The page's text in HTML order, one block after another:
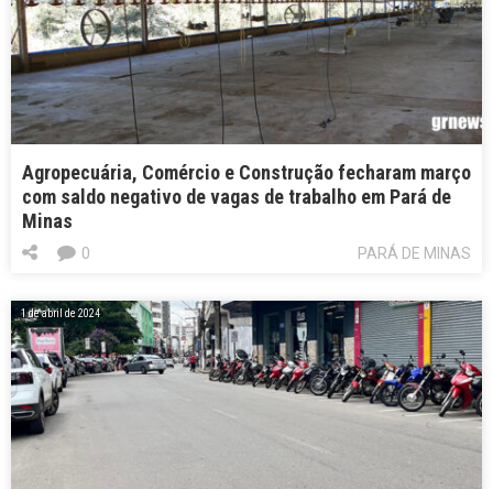
Agropecuária, Comércio e Construção fecharam março
com saldo negativo de vagas de trabalho em Pará de
Minas
PARÁ DE MINAS
0
1 de abril de 2024